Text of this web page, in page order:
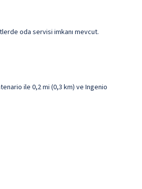
oda servisi imkanı mevcut.
ile 0,2 mi (0,3 km) ve Ingenio